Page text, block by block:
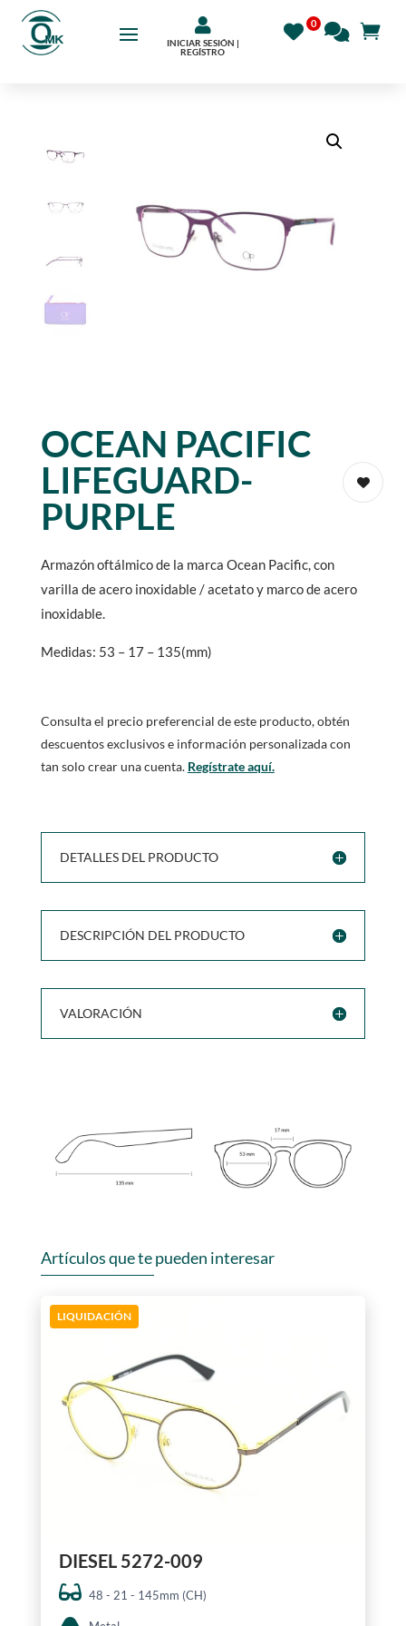

INICIAR SESIÓN |
REGÍSTRO
OCEAN PACIFIC
LIFEGUARD-
PURPLE
Armazón oftálmico de la marca Ocean Pacific, con
varilla de acero inoxidable / acetato y marco de acero
inoxidable.
Medidas: 53 – 17 – 135(mm)
Consulta el precio preferencial de este producto, obtén
descuentos exclusivos e información personalizada con
tan solo crear una cuenta. Regístrate aquí.
DETALLES DEL PRODUCTO
DESCRIPCIÓN DEL PRODUCTO
VALORACIÓN
Artículos que te pueden interesar
LIQUIDACIÓN
DIESEL 5272-009
48 - 21 - 145mm (CH)